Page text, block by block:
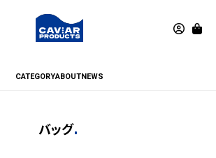
CATEGORYABOUTNEWS
バッグ